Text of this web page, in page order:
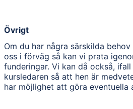
Övrigt
Om du har några särskilda
oss i förväg så kan vi prata
funderingar. Vi kan då också,
kursledaren så att hen är
har möjlighet att göra eventuella